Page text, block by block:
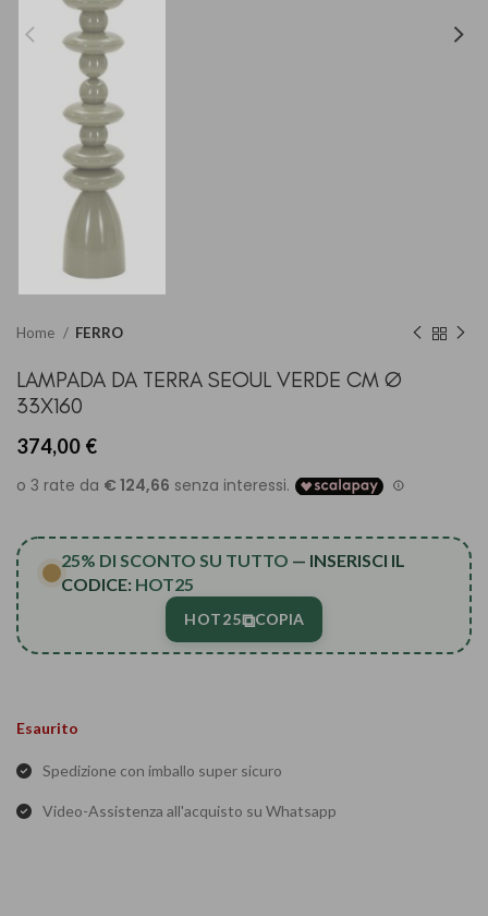
Home FERRO
LAMPADA DA TERRA SEOUL VERDE CM Ø
33X160
374,00 €
25% DI SCONTO SU TUTTO — INSERISCI IL
CODICE: HOT25
HOT25⧉COPIA
Esaurito
Spedizione con imballo super sicuro
Video-Assistenza all'acquisto su Whatsapp